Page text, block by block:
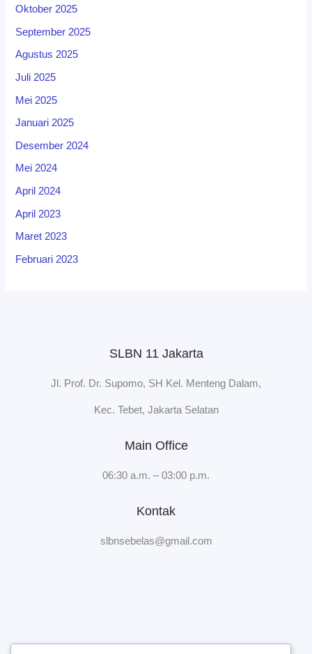
Oktober 2025
September 2025
Agustus 2025
Juli 2025
Mei 2025
Januari 2025
Desember 2024
Mei 2024
April 2024
April 2023
Maret 2023
Februari 2023
SLBN 11 Jakarta
Jl. Prof. Dr. Supomo, SH Kel. Menteng Dalam,
Kec. Tebet, Jakarta Selatan
Main Office
06:30 a.m. – 03:00 p.m.
Kontak
slbnsebelas@gmail.com